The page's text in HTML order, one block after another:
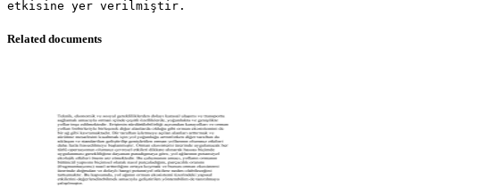
Related documents